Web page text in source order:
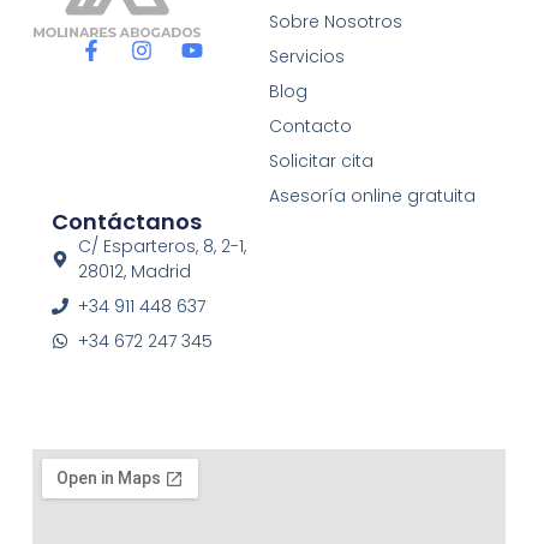
F
-
f
I
m
Y
Sobre Nosotros
Servicios
Blog
Contacto
Solicitar cita
Asesoría online gratuita
Contáctanos
C/ Esparteros, 8, 2-1,
28012, Madrid
+34 911 448 637
+34 672 247 345